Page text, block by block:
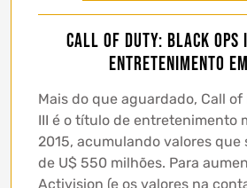
Call of Duty: Black Ops
entretenimento
Mais do que aguardado, Call
III é o título de entretenimento
2015, acumulando valores que
de U$ 550 milhões. Para
Activision (e os valores na